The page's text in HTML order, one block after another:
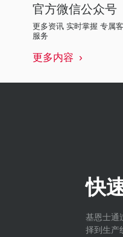
官方微信公众号
更多资讯 实时掌握 专属
服务
更多内容
快
基恩士通
择到生产